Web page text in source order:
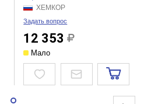
ХЕМКОР
Задать вопрос
12 353
Мало